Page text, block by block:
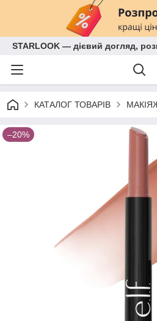
STARLOOK — дієвий догляд,
КАТАЛОГ ТОВАРІВ
–20%